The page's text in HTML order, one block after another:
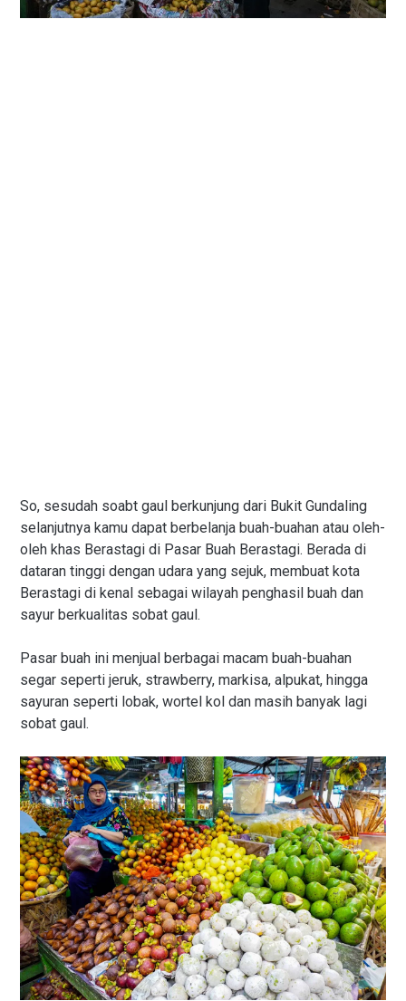
So, sesudah soabt gaul berkunjung dari Bukit Gundaling
selanjutnya kamu dapat berbelanja buah-buahan atau oleh-
oleh khas Berastagi di Pasar Buah Berastagi. Berada di
dataran tinggi dengan udara yang sejuk, membuat kota
Berastagi di kenal sebagai wilayah penghasil buah dan
sayur berkualitas sobat gaul.
Pasar buah ini menjual berbagai macam buah-buahan
segar seperti jeruk, strawberry, markisa, alpukat, hingga
sayuran seperti lobak, wortel kol dan masih banyak lagi
sobat gaul.